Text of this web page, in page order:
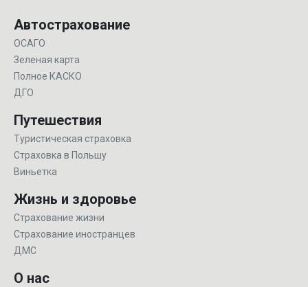
Автострахование
ОСАГО
Зеленая карта
Полное КАСКО
ДГО
Путешествия
Туристическая страховка
Страховка в Польшу
Виньетка
Жизнь и здоровье
Страхование жизни
Страхование иностранцев
ДМС
О нас